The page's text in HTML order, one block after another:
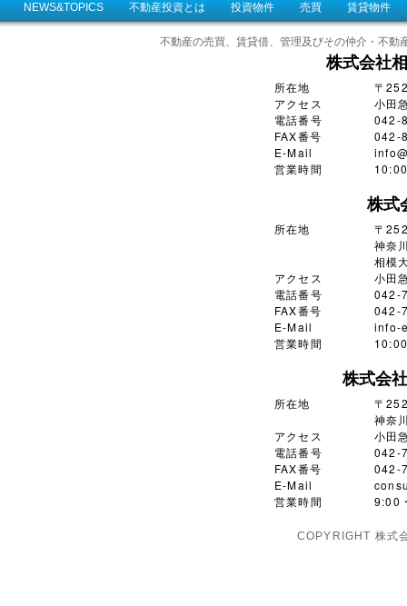
NEWS&TOPICS 不動産投資とは 投資物件 売買 賃貸物件
不動産の売買、賃貸借、管理及びその仲介・不
株式会社
所在地
〒
アクセス
小田
電話番号
042-
FAX番号
042-
E-Mail
営業時間
株式
所在地
〒
神奈
相模
アクセス
小田
電話番号
042-
FAX番号
042-
E-Mail
info-
営業時間
株式会
所在地
〒
神奈
アクセス
小田
電話番号
042-
FAX番号
042-
E-Mail
営業時間
9:00
COPYRIGHT 株式